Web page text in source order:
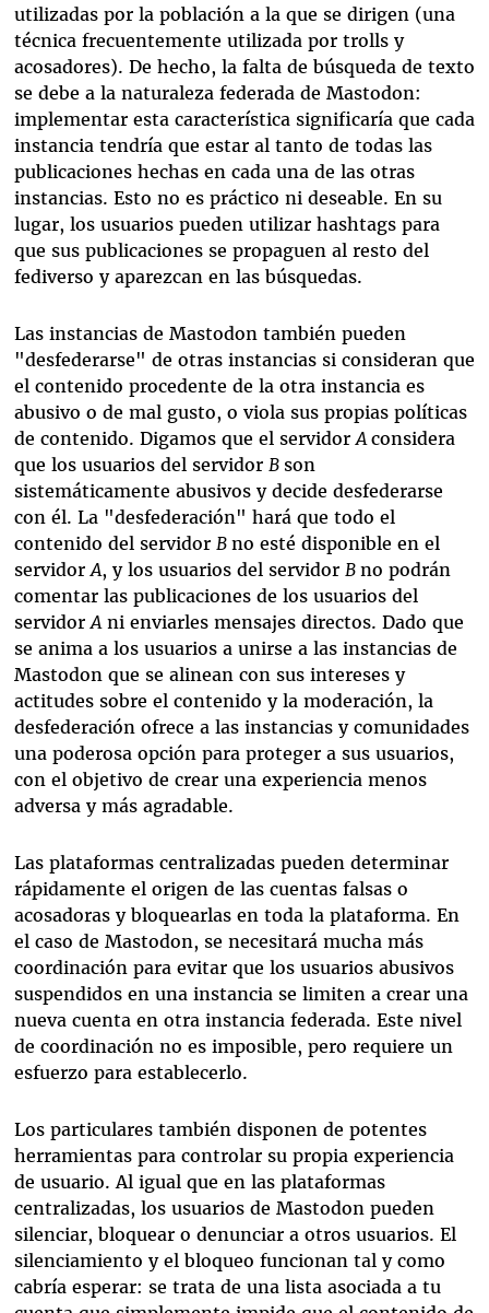
utilizadas por la población a la que se dirigen (una
técnica frecuentemente utilizada por trolls y
acosadores). De hecho, la falta de búsqueda de texto
se debe a la naturaleza federada de Mastodon:
implementar esta característica significaría que cada
instancia tendría que estar al tanto de todas las
publicaciones hechas en cada una de las otras
instancias. Esto no es práctico ni deseable. En su
lugar, los usuarios pueden utilizar hashtags para
que sus publicaciones se propaguen al resto del
fediverso y aparezcan en las búsquedas.
Las instancias de Mastodon también pueden
"desfederarse" de otras instancias si consideran que
el contenido procedente de la otra instancia es
abusivo o de mal gusto, o viola sus propias políticas
de contenido. Digamos que el servidor A considera
que los usuarios del servidor B son
sistemáticamente abusivos y decide desfederarse
con él. La "desfederación" hará que todo el
contenido del servidor B no esté disponible en el
servidor A, y los usuarios del servidor B no podrán
comentar las publicaciones de los usuarios del
servidor A ni enviarles mensajes directos. Dado que
se anima a los usuarios a unirse a las instancias de
Mastodon que se alinean con sus intereses y
actitudes sobre el contenido y la moderación, la
desfederación ofrece a las instancias y comunidades
una poderosa opción para proteger a sus usuarios,
con el objetivo de crear una experiencia menos
adversa y más agradable.
Las plataformas centralizadas pueden determinar
rápidamente el origen de las cuentas falsas o
acosadoras y bloquearlas en toda la plataforma. En
el caso de Mastodon, se necesitará mucha más
coordinación para evitar que los usuarios abusivos
suspendidos en una instancia se limiten a crear una
nueva cuenta en otra instancia federada. Este nivel
de coordinación no es imposible, pero requiere un
esfuerzo para establecerlo.
Los particulares también disponen de potentes
herramientas para controlar su propia experiencia
de usuario. Al igual que en las plataformas
centralizadas, los usuarios de Mastodon pueden
silenciar, bloquear o denunciar a otros usuarios. El
silenciamiento y el bloqueo funcionan tal y como
cabría esperar: se trata de una lista asociada a tu